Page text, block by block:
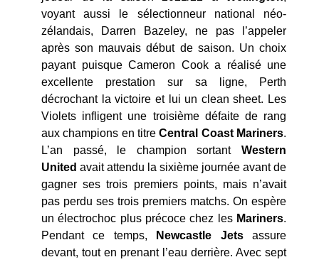
voyant aussi le sélectionneur national néo-
zélandais, Darren Bazeley, ne pas l’appeler
après son mauvais début de saison. Un choix
payant puisque Cameron Cook a réalisé une
excellente prestation sur sa ligne, Perth
décrochant la victoire et lui un clean sheet. Les
Violets infligent une troisième défaite de rang
aux champions en titreCentral Coast Mariners.
L’an passé, le champion sortant Western
United avait attendu la sixième journée avant de
gagner ses trois premiers points, mais n’avait
pas perdu ses trois premiers matchs. On espère
un électrochoc plus précoce chez les Mariners.
Pendant ce temps,
Newcastle Jetsassure
devant, tout en prenant l’eau derrière. Avec sept